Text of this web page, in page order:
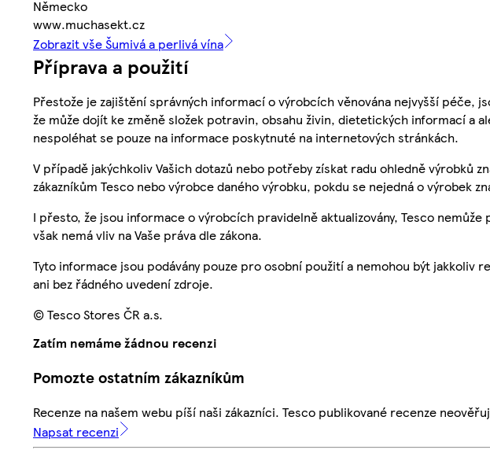
Německo
www.muchasekt.cz
Zobrazit vše Šumivá a perlivá vína
Příprava a použití
Přestože je zajištění správných informací o výrobcích věnována nejvyšší péče,
že může dojít ke změně složek potravin, obsahu živin, dietetických informací a
nespoléhat se pouze na informace poskytnuté na internetových stránkách.
V případě jakýchkoliv Vašich dotazů nebo potřeby získat radu ohledně výrobků
zákazníkům Tesco nebo výrobce daného výrobku, pokdu se nejedná o výrobek
I přesto, že jsou informace o výrobcích pravidelně aktualizovány, Tesco
však nemá vliv na Vaše práva dle zákona.
Tyto informace jsou podávány pouze pro osobní použití a nemohou být jakkoliv
ani bez řádného uvedení zdroje.
© Tesco Stores ČR a.s.
Zatím nemáme žádnou recenzi
Pomozte ostatním zákazníkům
Recenze na našem webu píší naši zákazníci. Tesco publikované recenze
Napsat recenzi